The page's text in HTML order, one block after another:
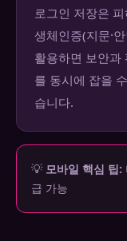
로그인 저장은
생체인증(지문·
활용하면 보안과
를 동시에 잡을
습니다.
💡 모바일 핵심 팁:
급 가능